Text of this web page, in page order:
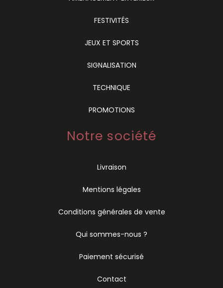
FESTIVITÉS
JEUX ET SPORTS
SIGNALISATION
TECHNIQUE
PROMOTIONS
Notre société
Livraison
Mentions légales
Conditions générales de vente
Qui sommes-nous ?
Paiement sécurisé
Contact